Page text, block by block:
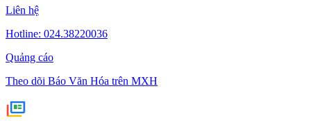
Liên hệ
Hotline: 024.38220036
Quảng cáo
Theo dõi Báo Văn Hóa trên MXH